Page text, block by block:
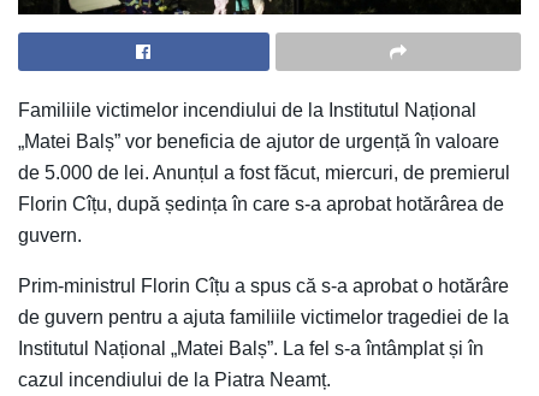
Familiile victimelor incendiului de la Institutul Național
„Matei Balș” vor beneficia de ajutor de urgență în valoare
de 5.000 de lei. Anunțul a fost făcut, miercuri, de premierul
Florin Cîțu, după ședința în care s-a aprobat hotărârea de
guvern.
Prim-ministrul Florin Cîțu a spus că s-a aprobat o hotărâre
de guvern pentru a ajuta familiile victimelor tragediei de la
Institutul Național „Matei Balș”. La fel s-a întâmplat și în
cazul incendiului de la Piatra Neamț.